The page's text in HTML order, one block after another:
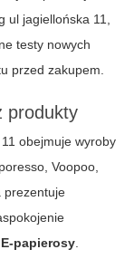
ul jagiellońska 11,
testy nowych
przed zakupem.
produkty
obejmuje wyroby
Voopoo,
prezentuje
E-papierosy.